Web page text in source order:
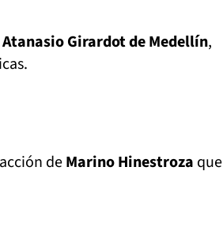
Atanasio Girardot de Medellín,
deMarino Hinestroza que